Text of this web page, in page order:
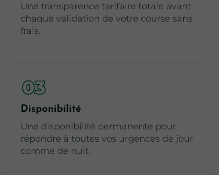
Une transparence tarifaire totale avant
chaque validation de votre course sans
frais.
Disponibilité
Une disponibilité permanente pour
répondre à toutes vos urgences de jour
comme de nuit.